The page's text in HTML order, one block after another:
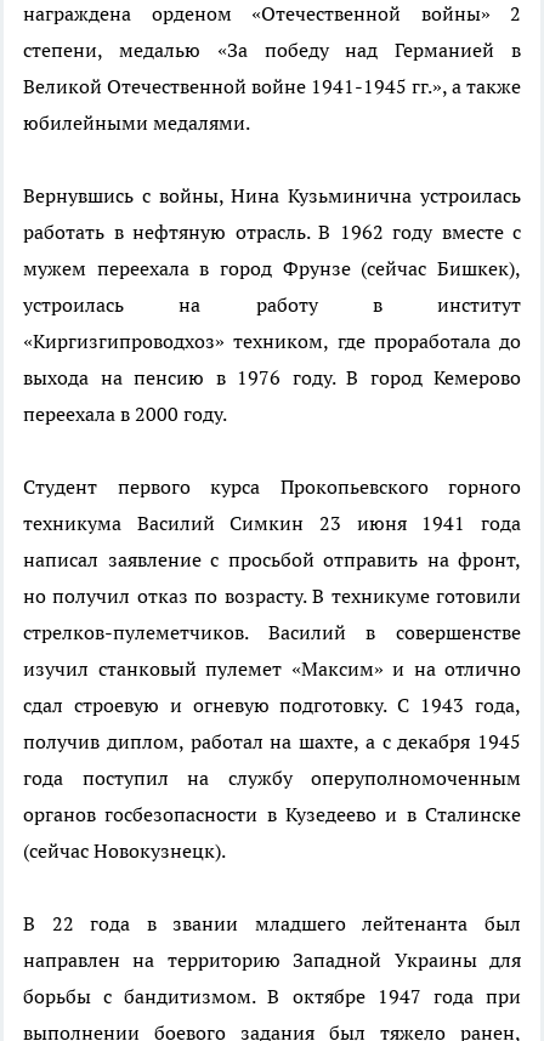
награждена орденом «Отечественной войны» 2
степени, медалью «За победу над Германией в
Великой Отечественной войне 1941-1945 гг.», а также
юбилейными медалями.
Вернувшись с войны, Нина Кузьминична устроилась
работать в нефтяную отрасль. В 1962 году вместе с
мужем переехала в город Фрунзе (сейчас Бишкек),
устроилась на работу в институт
«Киргизгипроводхоз» техником, где проработала до
выхода на пенсию в 1976 году. В город Кемерово
переехала в 2000 году.
Студент первого курса Прокопьевского горного
техникума Василий Симкин 23 июня 1941 года
написал заявление с просьбой отправить на фронт,
но получил отказ по возрасту. В техникуме готовили
стрелков-пулеметчиков. Василий в совершенстве
изучил станковый пулемет «Максим» и на отлично
сдал строевую и огневую подготовку. С 1943 года,
получив диплом, работал на шахте, а с декабря 1945
года поступил на службу оперуполномоченным
органов госбезопасности в Кузедеево и в Сталинске
(сейчас Новокузнецк).
В 22 года в звании младшего лейтенанта был
направлен на территорию Западной Украины для
борьбы с бандитизмом. В октябре 1947 года при
выполнении боевого задания был тяжело ранен,